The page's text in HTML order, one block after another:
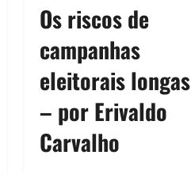
Os riscos de
campanhas
eleitorais longas
– por Erivaldo
Carvalho